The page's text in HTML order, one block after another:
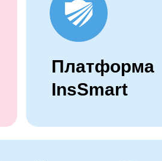
Платформа
InsSmart